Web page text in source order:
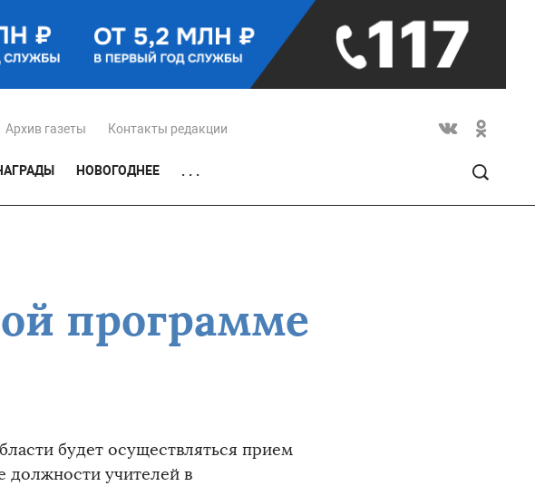
Архив газеты Контакты редакции
НОВОГОДНЕЕ . . .
программе
будет осуществляться прием
должности учителей в